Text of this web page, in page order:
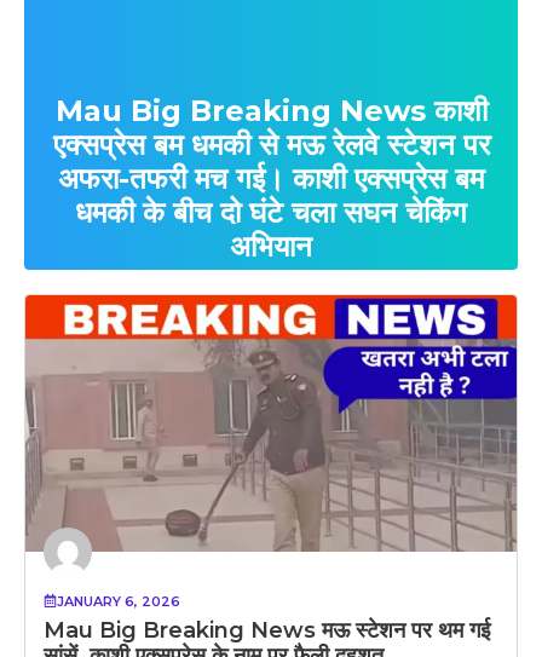
Mau Big Breaking News काशी
एक्सप्रेस बम धमकी से मऊ रेलवे स्टेशन पर
अफरा-तफरी मच गई। काशी एक्सप्रेस बम
धमकी के बीच दो घंटे चला सघन चेकिंग
अभियान
JANUARY 6, 2026
Mau Big Breaking News मऊ स्टेशन पर थम गई